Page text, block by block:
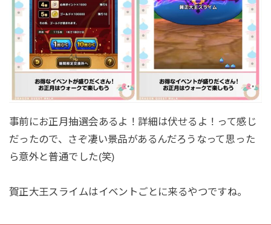
事前にお正月抽選会あるよ！詳細は伏せるよ！って感じ
だったので、さぞ凄い景品があるんだろうなって思った
ら意外と普通でした(笑)
賀正大王スライムはイベントごとに来るやつですね。